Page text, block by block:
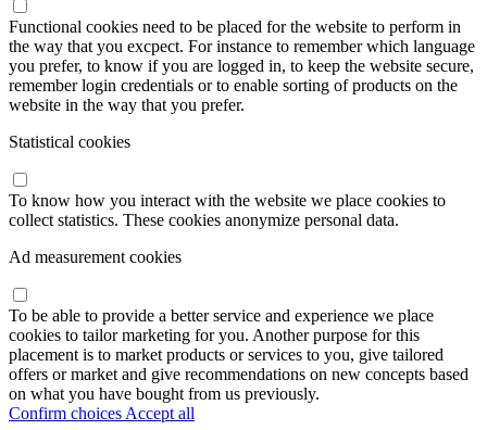
Functional cookies need to be placed for the website to perform in
the way that you excpect. For instance to remember which language
you prefer, to know if you are logged in, to keep the website secure,
remember login credentials or to enable sorting of products on the
website in the way that you prefer.
Statistical cookies
To know how you interact with the website we place cookies to
collect statistics. These cookies anonymize personal data.
Ad measurement cookies
To be able to provide a better service and experience we place
cookies to tailor marketing for you. Another purpose for this
placement is to market products or services to you, give tailored
offers or market and give recommendations on new concepts based
on what you have bought from us previously.
Confirm choices Accept all